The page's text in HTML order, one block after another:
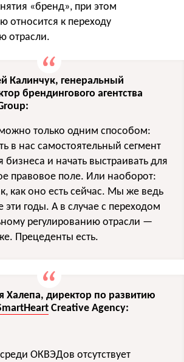
«бренд», при этом
относится к переходу
отрасли.
Калинчук, генеральный
брендингового агентства
только одним способом:
в нас самостоятельный сегмент
бизнеса и начать выстраивать для
правовое поле. Или наоборот:
как оно есть сейчас. Мы же ведь
эти годы. А в случае с переходом
регулированию отрасли —
Прецеденты есть.
Халепа, директор по развитию
Creative Agency:
ОКВЭДов отсутствует